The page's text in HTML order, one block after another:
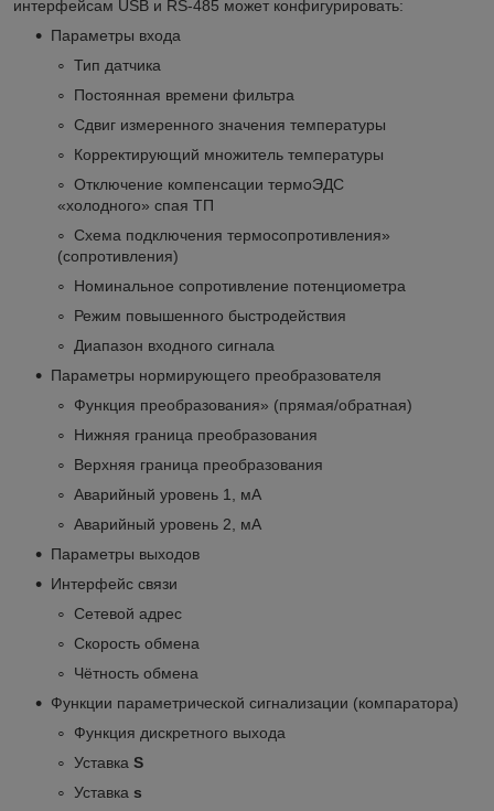
интерфейсам USB и RS-485 может конфигурировать:
Параметры входа
Тип датчика
Постоянная времени фильтра
Сдвиг измеренного значения температуры
Корректирующий множитель температуры
Отключение компенсации термоЭДС
«холодного» спая ТП
Схема подключения термосопротивления»
(сопротивления)
Номинальное сопротивление потенциометра
Режим повышенного быстродействия
Диапазон входного сигнала
Параметры нормирующего преобразователя
Функция преобразования» (прямая/обратная)
Нижняя граница преобразования
Верхняя граница преобразования
Аварийный уровень 1, мА
Аварийный уровень 2, мА
Параметры выходов
Интерфейс связи
Сетевой адрес
Скорость обмена
Чётность обмена
Функции параметрической сигнализации (компаратора)
Функция дискретного выхода
Уставка S
Уставка s